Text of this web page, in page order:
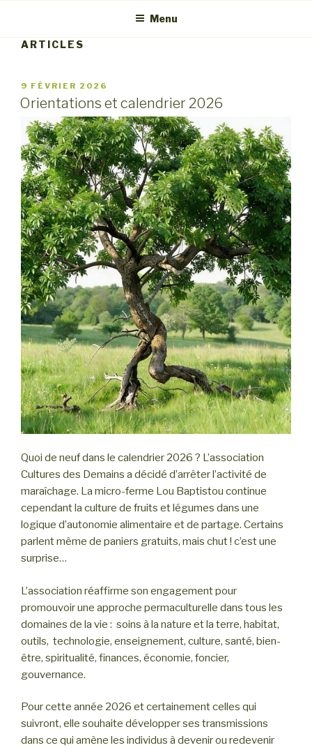
Menu
ARTICLES
PUBLIÉ
LE
9 FÉVRIER 2026
Orientations et calendrier 2026
Quoi de neuf dans le calendrier 2026 ? L’association
Cultures des Demains a décidé d’arrêter l’activité de
maraîchage. La micro-ferme Lou Baptistou continue
cependant la culture de fruits et légumes dans une
logique d’autonomie alimentaire et de partage. Certains
parlent même de paniers gratuits, mais chut ! c’est une
surprise…
L’association réaffirme son engagement pour
promouvoir une approche permaculturelle dans tous les
domaines de la vie : soins à la nature et la terre, habitat,
outils, technologie, enseignement, culture, santé, bien-
être, spiritualité, finances, économie, foncier,
gouvernance.
Pour cette année 2026 et certainement celles qui
suivront, elle souhaite développer ses transmissions
dans ce qui amène les individus à devenir ou redevenir